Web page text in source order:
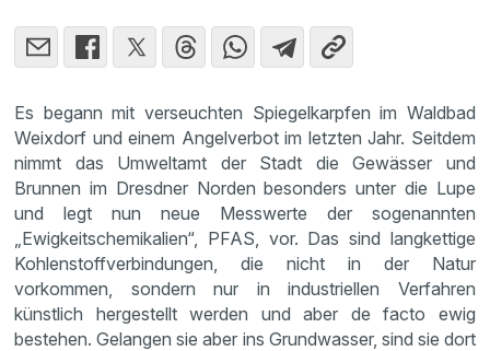
Es begann mit verseuchten Spiegelkarpfen im Waldbad
Weixdorf und einem Angelverbot im letzten Jahr. Seitdem
nimmt das Umweltamt der Stadt die Gewässer und
Brunnen im Dresdner Norden besonders unter die Lupe
und legt nun neue Messwerte der sogenannten
„Ewigkeitschemikalien“, PFAS, vor. Das sind langkettige
Kohlenstoffverbindungen, die nicht in der Natur
vorkommen, sondern nur in industriellen Verfahren
künstlich hergestellt werden und aber de facto ewig
bestehen. Gelangen sie aber ins Grundwasser, sind sie dort